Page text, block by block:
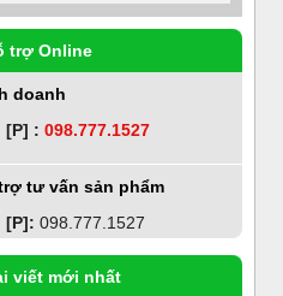
trợ Online
doanh
[P] : 098.777.1527
tư vấn sản phẩm
[P]: 098.777.1527
viết mới nhất